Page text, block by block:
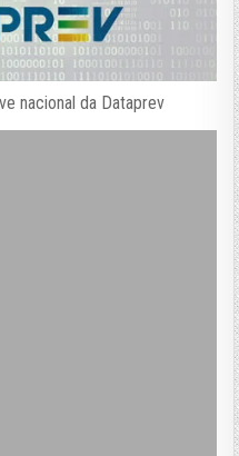
nacional da Dataprev